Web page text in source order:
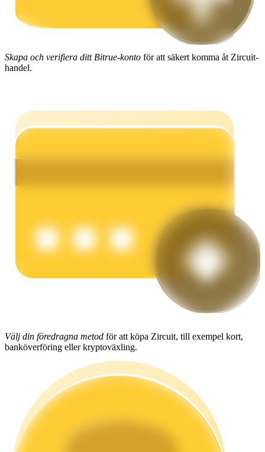
Lär dig hur du håller dig lönsam
Power Piggy
Tjäna konkurrenskraftiga belöningar dagligen
Skapa och verifiera ditt Bitrue-konto för att säkert komma åt Zircuit-
handel.
Välj din föredragna metod för att köpa Zircuit, till exempel kort,
banköverföring eller kryptoväxling.